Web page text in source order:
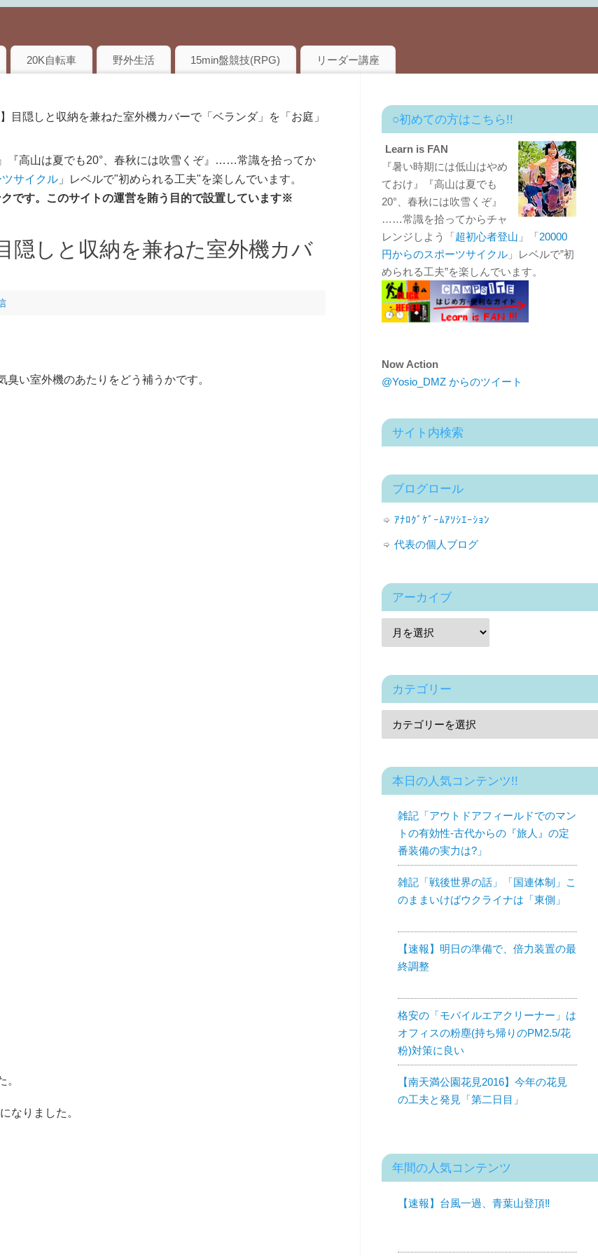
20K自転車 野外生活 15min盤競技(RPG) リーダー講座
目隠しと収納を兼ねた室外機カバーで「ベランダ」を「お庭」
『高山は夏でも20°、春秋には吹雪くぞ』……常識を拾ってか
サイクル 」レベルで"初められる工夫"を楽しんでいます。
です。このサイトの運営を賄う目的で設置しています※
隠しと収納を兼ねた室外機カバ
い室外機のあたりをどう補うかです。
。
なりました。
○初めての方はこちら!!
Learn is FAN
『暑い時期には低山はやめ
ておけ』『高山は夏でも
20°、春秋には吹雪くぞ』
……常識を拾ってからチャ
レンジしよう「超初心者登山 」「20000
円からのスポーツサイクル 」レベルで”初
められる工夫”を楽しんでいます。
Now Action
@Yosio_DMZ からのツイート
サイト内検索
ブログロール
ｱﾅﾛｸﾞｹﾞｰﾑｱｿｼｴｰｼｮﾝ
代表の個人ブログ
アーカイブ
カテゴリー
本日の人気コンテンツ!!
雑記「アウトドアフィールドでのマン
トの有効性-古代からの『旅人』の定
番装備の実力は?」
雑記「戦後世界の話」「国連体制」こ
のままいけばウクライナは「東側」
【速報】明日の準備で、倍力装置の最
終調整
格安の「モバイルエアクリーナー」は
オフィスの粉塵(持ち帰りのPM2.5/花
粉)対策に良い
【南天満公園花見2016】今年の花見
の工夫と発見「第二日目」
年間の人気コンテンツ
【速報】台風一過、青葉山登頂‼︎